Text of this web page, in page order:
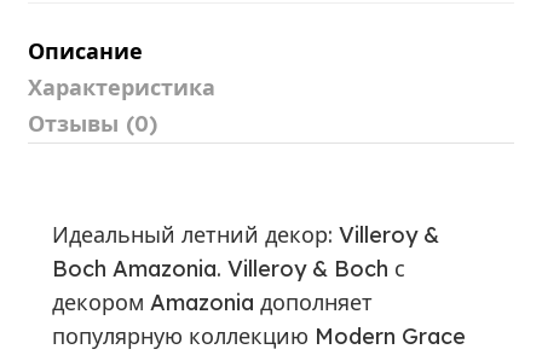
Описание
Характеристика
Отзывы (0)
Идеальный летний декор: Villeroy &
Boch Amazonia. Villeroy & Boch с
декором Amazonia дополняет
популярную коллекцию Modern Grace